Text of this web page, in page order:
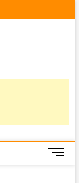
M
e